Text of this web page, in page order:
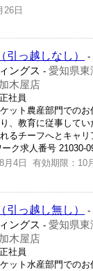
26日
引っ越しなし） -
ングス - 愛知県東
木屋店
社員
ット農産部門でのお
、教育に従事してい
るチーフへとキャリ
ク求人番号 21030-
月4日 有効期限：10
引っ越し無し） -
ングス - 愛知県東
木屋店
社員
ット水産部門でのお